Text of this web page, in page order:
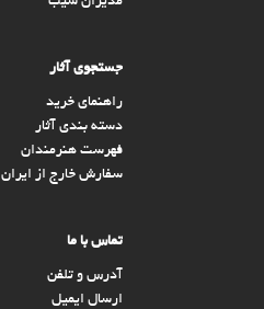
جستجوی آثار
راهنمای خرید
دسته بندی آثار
فهرست هنرمندان
سفارش خارج از ایران
تماس با ما
آدرس و تلفن
ارسال ایمیل